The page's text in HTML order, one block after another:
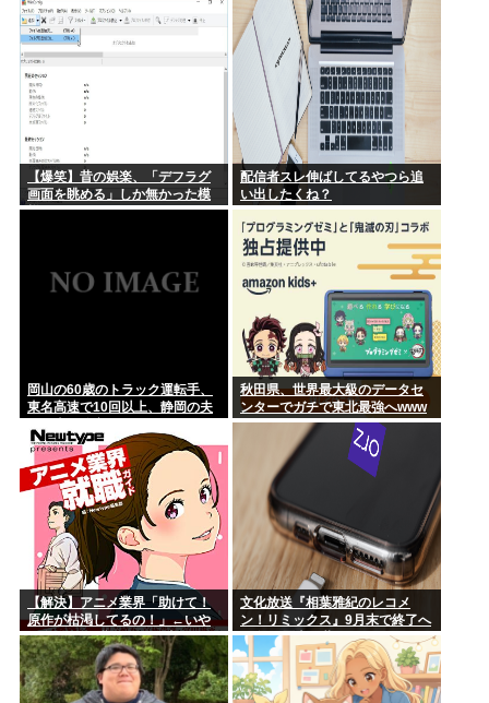
「日本の右派勢力は国際的な同情を得ようと『核の被害者』の
立場を政...
明日からお盆休みだけどみんなどこ行く予定か決めた？ ‍♂ ☀
交通系カードで改札通って改札内のショップ利用してまた改札
出ようと...
松本人志が企画・プロデュース「ドキュメンタル」が米国で初
制作決定...
佐藤二朗（さとじろ）、完全勝利www
ワイ、金無し、女無し、髪無し、身長無し、知能無し、友達無
クリミア半島に入る道路が地獄絵図
なぜ、「日常系アニメ」は廃れたのか？
【ジャップ】女優の広瀬すず「私、麺と納豆が全然許せない。
私、麺と...
100歩譲って「下着姿」ならまだわかるけど、「スカートを下
から盗...
【爆笑】昔の娯楽、「デフラグ
画面を眺める」しか無かった模
様www
配信者スレ伸ばしてるやつら追
い出したくね？
岡山の60歳のトラック運転手、
東名高速で10回以上、静岡の夫
秋田県、世界最大級のデータセ
ンターでガチで東北最強へwww
【解決】アニメ業界「助けて！
原作が枯渇してるの！」←いや
既存作品の2期やったら良いよ
ね？
文化放送『相葉雅紀のレコメ
ン！リミックス』9月末で終了へ
25年の歴史に幕